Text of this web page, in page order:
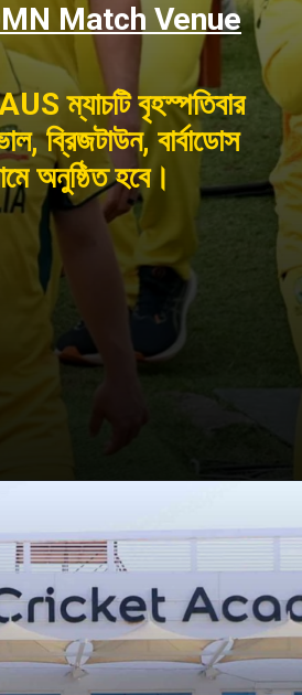
Match Venue
ম্যাচটি বৃহস্পতিবার
ব্রিজটাউন, বার্বাডোস
অনুষ্ঠিত হবে।